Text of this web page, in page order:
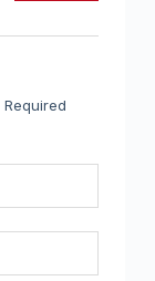
Required